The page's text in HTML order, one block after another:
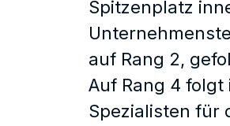
Spitzenplatz
auf Rang 2,
Auf Rang 4
Spezialisten für